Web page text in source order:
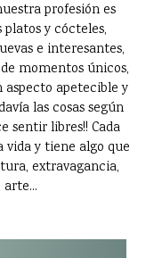
profesión es
y cócteles,
e interesantes,
momentos únicos,
aspecto apetecible y
las cosas según
sentir libres!! Cada
y tiene algo que
extravagancia,